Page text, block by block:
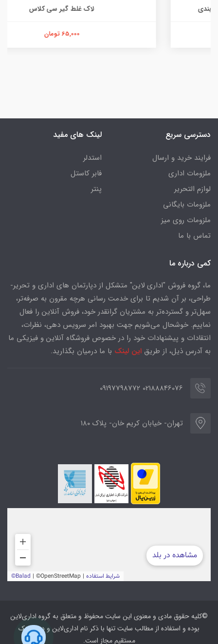
لاک غلط گیر سی کلاس
دسترسی سریع
فرایند خرید و ارسال
ملزومات اداری
لوازم التحریر
ملزومات بایگانی
ملزومات روی میز
تماس با ما
لینک های مفید
استدلر
فابر کاستل
پنتر
کمی درباره ما
ما، گروه فروش "اداری لاین" متشکل از دپارتمان های اداری و تحریر-
طراحی، بر آن شدیم تا برای خدمت رسانی هرچه مقرون به صرفه‌تر،
سهل‌تر و گسترده‌تر به مشتریان گرانقدر خود، فروش آنلاین را فعال
نماییم. خوشحال می‌شویم جهت بهبود امر سرویس دهی، نظرات،
انتقادات و پیشنهادات خود را در خصوص فروشگاه آنلاین و فیزیکی ما
به آدرس ذیل، از طریق این لینک با ما درمیان بگذارید.
02188846076 09197798772
تهران- خیابان کریم خان- پلاک ۱۸۰
©کلیه حقوق مادی و معنوی این سایت محفوظ و متعلق به گروه اداری‌لاین
بوده و استفاده از مطالب سایت تنها با ذکر نام اداری‌لاین و درج لینک
مستقیم مجاز است.